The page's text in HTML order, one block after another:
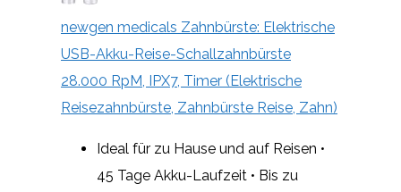
newgen medicals Zahnbürste: Elektrische
USB-Akku-Reise-Schallzahnbürste
28.000 RpM, IPX7, Timer (Elektrische
Reisezahnbürste, Zahnbürste Reise, Zahn)
Ideal für zu Hause und auf Reisen •
45 Tage Akku-Laufzeit • Bis zu